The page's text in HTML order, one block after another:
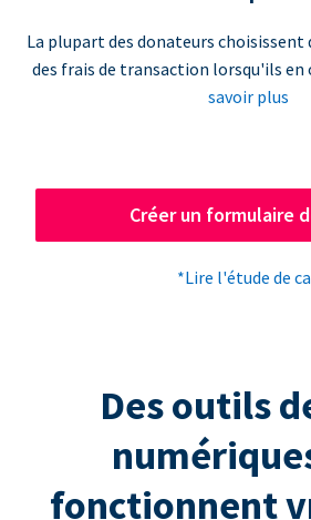
La plupart des donateurs
des frais de transaction lorsqu'ils
savoir plus
Créer un formulaire
*Lire l'étude de
Des outils
fonctionnent